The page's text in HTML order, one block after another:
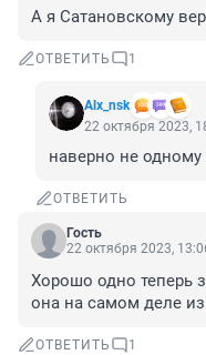
А я Сатановскому
ОТВЕТИТЬ 1
Alx_nsk
22 октября 2023,
наверно не одному
ОТВЕТИТЬ
Гость
22 октября 2023,
Хорошо одно теперь
она на самом деле из
ОТВЕТИТЬ 1